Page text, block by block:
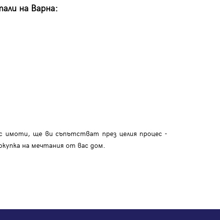
на Варна:
имоти, ще ви съпътстват през целия процес -
на мечтания от вас дом.